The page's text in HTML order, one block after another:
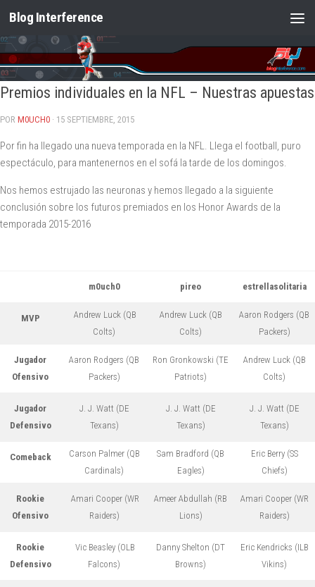
Saltar al contenido
Blog Interference
Premios individuales en la NFL – Nuestras apuestas
POR M0UCH0 · 15 SEPTIEMBRE, 2015
Por fin ha llegado una nueva temporada en la NFL. Llega el football, puro
espectáculo, para mantenernos en el sofá la tarde de los domingos.
Nos hemos estrujado las neuronas y hemos llegado a la siguiente
conclusión sobre los futuros premiados en los Honor Awards de la
temporada 2015-2016
m0uch0 pireo estrellasolitaria
MVP
Andrew Luck (QB
Colts)
Andrew Luck (QB
Colts)
Aaron Rodgers (QB
Packers)
Jugador
Ofensivo
Aaron Rodgers (QB
Packers)
Ron Gronkowski (TE
Patriots)
Andrew Luck (QB
Colts)
Jugador
Defensivo
J. J. Watt (DE
Texans)
J. J. Watt (DE
Texans)
J. J. Watt (DE
Texans)
Comeback
Carson Palmer (QB
Cardinals)
Sam Bradford (QB
Eagles)
Eric Berry (SS
Chiefs)
Rookie
Ofensivo
Amari Cooper (WR
Raiders)
Ameer Abdullah (RB
Lions)
Amari Cooper (WR
Raiders)
Rookie
Defensivo
Vic Beasley (OLB
Falcons)
Danny Shelton (DT
Browns)
Eric Kendricks (ILB
Vikins)